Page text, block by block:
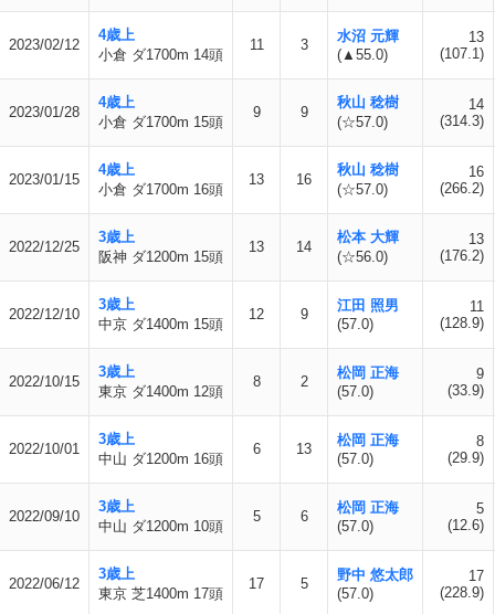
2023/02/12
4歳上
小倉 ダ1700m 14頭
11 3
水沼 元輝
(▲55.0)
13
(107.1)
2023/01/28
4歳上
小倉 ダ1700m 15頭
9 9
秋山 稔樹
(☆57.0)
14
(314.3)
2023/01/15
4歳上
小倉 ダ1700m 16頭
13 16
秋山 稔樹
(☆57.0)
16
(266.2)
2022/12/25
3歳上
阪神 ダ1200m 15頭
13 14
松本 大輝
(☆56.0)
13
(176.2)
2022/12/10
3歳上
中京 ダ1400m 15頭
12 9
江田 照男
(57.0)
11
(128.9)
2022/10/15
3歳上
東京 ダ1400m 12頭
8 2
松岡 正海
(57.0)
9
(33.9)
2022/10/01
3歳上
中山 ダ1200m 16頭
6 13
松岡 正海
(57.0)
8
(29.9)
2022/09/10
3歳上
中山 ダ1200m 10頭
5 6
松岡 正海
(57.0)
5
(12.6)
2022/06/12
3歳上
東京 芝1400m 17頭
17 5
野中 悠太郎
(57.0)
17
(228.9)